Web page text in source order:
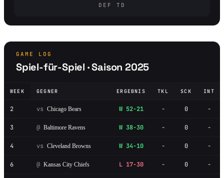
DEF TD
GAME LOG
Spiel-für-Spiel · Saison 2025
WEEK GEGNER ERGEBNIS TKL SCK INT
2 vs Chicago Bears W 52-21 - 0 -
3 @ Baltimore Ravens W 38-30 - 0 -
4 vs Cleveland Browns W 34-10 - 0 -
6 @ Kansas City Chiefs L 17-30 - 0 -